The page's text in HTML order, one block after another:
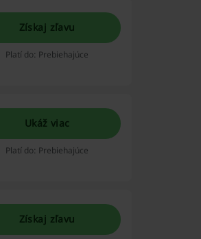
Získaj zľavu
Platí do: Prebiehajúce
Ukáž viac
Platí do: Prebiehajúce
Získaj zľavu